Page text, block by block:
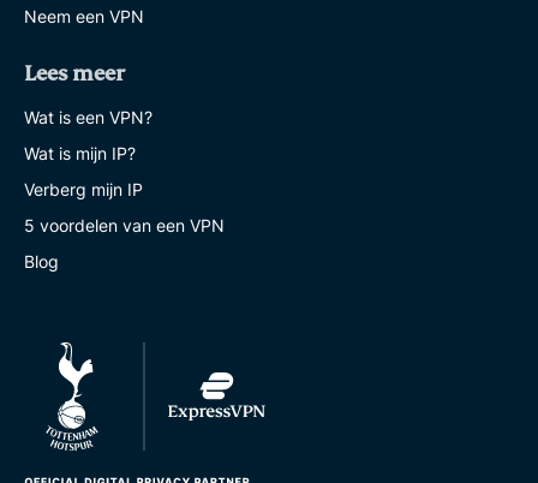
Neem een VPN
Lees meer
Wat is een VPN?
Wat is mijn IP?
Verberg mijn IP
5 voordelen van een VPN
Blog